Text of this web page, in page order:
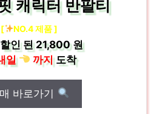
캐릭터 반팔티
[ NO.4 제품 ]
할인 된21,800 원
일
까지도착
바로가기